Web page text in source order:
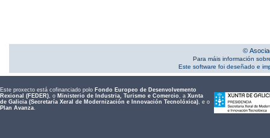
©
Para máis información
Este software foi deseñado e
Este proxecto está cofinanciado polo Fondo Europeo de Desenvolvemento
Rexional (FEDER), o Ministerio de Industria, Turismo e Comercio, a Xunta
de Galicia (Secretaría Xeral de Modernización e Innovación Tecnolóxica), e o
Plan Avanza.